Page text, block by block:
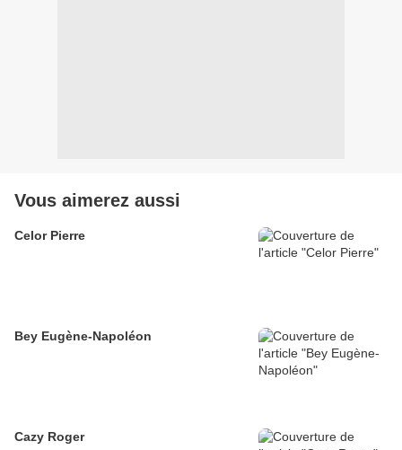
Vous aimerez aussi
Celor Pierre
Bey Eugène-Napoléon
Cazy Roger